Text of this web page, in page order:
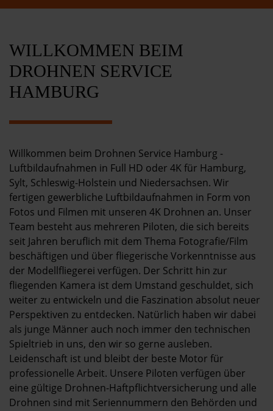
WILLKOMMEN BEIM
DROHNEN SERVICE
HAMBURG
Willkommen beim Drohnen Service Hamburg -
Luftbildaufnahmen in Full HD oder 4K für Hamburg,
Sylt, Schleswig-Holstein und Niedersachsen. Wir
fertigen gewerbliche Luftbildaufnahmen in Form von
Fotos und Filmen mit unseren 4K Drohnen an. Unser
Team besteht aus mehreren Piloten, die sich bereits
seit Jahren beruflich mit dem Thema Fotografie/Film
beschäftigen und über fliegerische Vorkenntnisse aus
der Modellfliegerei verfügen. Der Schritt hin zur
fliegenden Kamera ist dem Umstand geschuldet, sich
weiter zu entwickeln und die Faszination absolut neuer
Perspektiven zu entdecken. Natürlich haben wir dabei
als junge Männer auch noch immer den technischen
Spieltrieb in uns, den wir so gerne ausleben.
Leidenschaft ist und bleibt der beste Motor für
professionelle Arbeit. Unsere Piloten verfügen über
eine gültige Drohnen-Haftpflichtversicherung und alle
Drohnen sind mit Seriennummern den Behörden und